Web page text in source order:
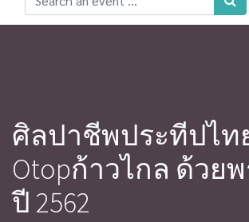
ศิลปาชีพประทีปไท
Otopก้าวไกล ด้วย
ปี 2562